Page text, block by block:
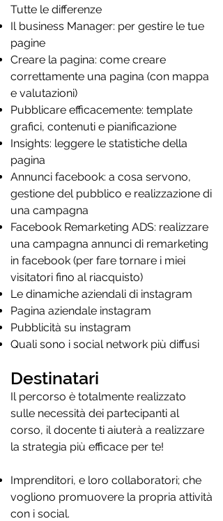
Tutte le differenze
Il business Manager: per gestire le tue
pagine
Creare la pagina: come creare
correttamente una pagina (con mappa
e valutazioni)
Pubblicare efficacemente: template
grafici, contenuti e pianificazione
Insights: leggere le statistiche della
pagina
Annunci facebook: a cosa servono,
gestione del pubblico e realizzazione di
una campagna
Facebook Remarketing ADS: realizzare
una campagna annunci di remarketing
in facebook (per fare tornare i miei
visitatori fino al riacquisto)
Le dinamiche aziendali di instagram
Pagina aziendale instagram
Pubblicità su instagram
Quali sono i social network più diffusi
Destinatari
Il percorso è totalmente realizzato
sulle necessità dei partecipanti al
corso, il docente ti aiuterà a realizzare
la strategia più efficace per te!
Imprenditori, e loro collaboratori; che
vogliono promuovere la propria attività
con i social.